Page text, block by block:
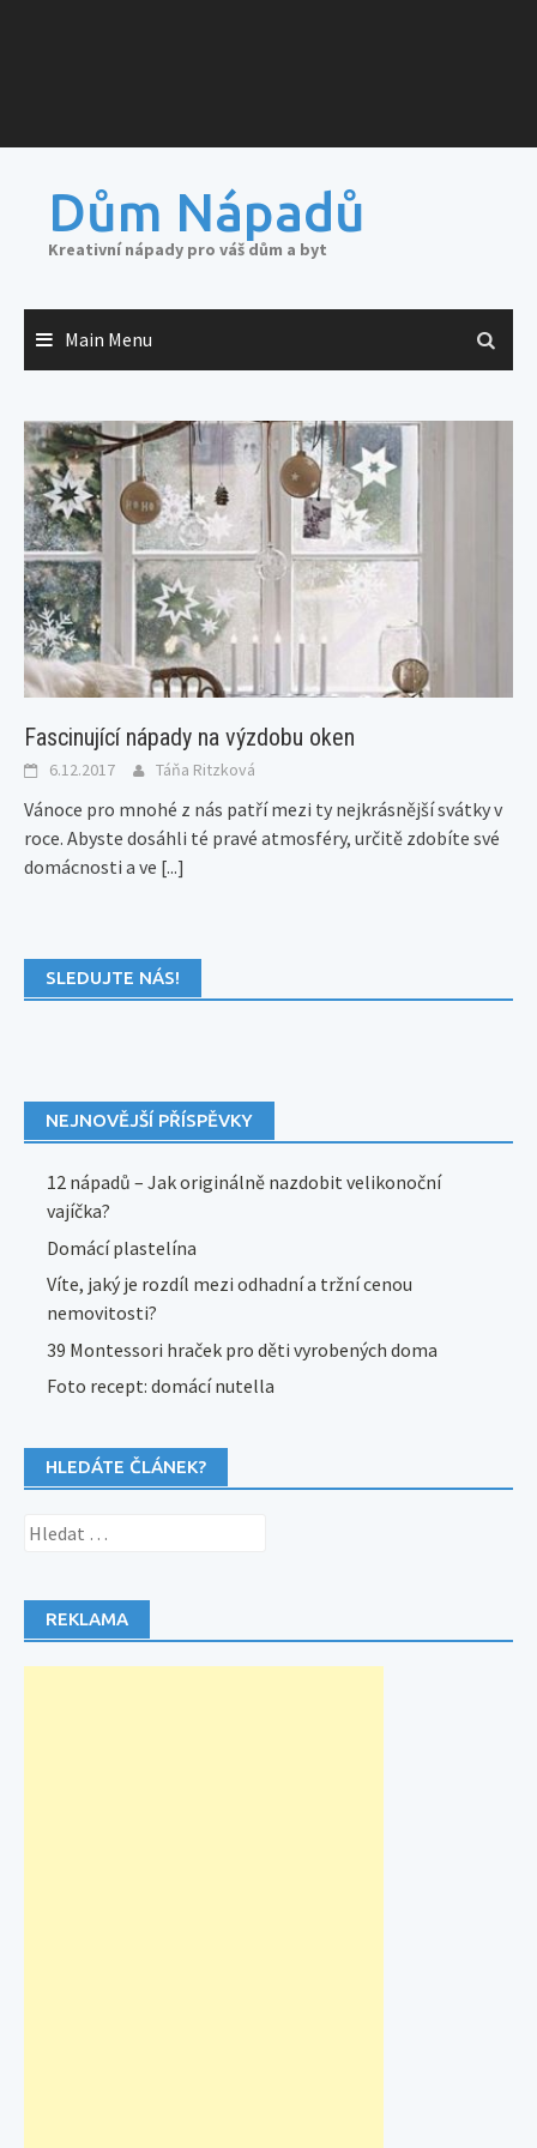
Dům Nápadů
Kreativní nápady pro váš dům a byt
Main Menu
Fascinující nápady na výzdobu oken
6.12.2017 Táňa Ritzková
Vánoce pro mnohé z nás patří mezi ty nejkrásnější svátky v
roce. Abyste dosáhli té pravé atmosféry, určitě zdobíte své
domácnosti a ve [...]
SLEDUJTE NÁS!
NEJNOVĚJŠÍ PŘÍSPĚVKY
12 nápadů – Jak originálně nazdobit velikonoční
vajíčka?
Domácí plastelína
Víte, jaký je rozdíl mezi odhadní a tržní cenou
nemovitosti?
39 Montessori hraček pro děti vyrobených doma
Foto recept: domácí nutella
HLEDÁTE ČLÁNEK?
Vyhledávání
REKLAMA